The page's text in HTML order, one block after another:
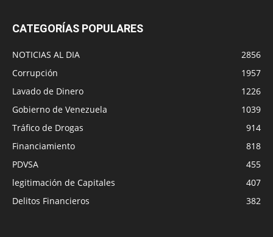
CATEGORÍAS POPULARES
NOTICIAS AL DIA
2856
Corrupción
1957
Lavado de Dinero
1226
Gobierno de Venezuela
1039
Tráfico de Drogas
914
Financiamiento
818
PDVSA
455
legitimación de Capitales
407
Delitos Financieros
382